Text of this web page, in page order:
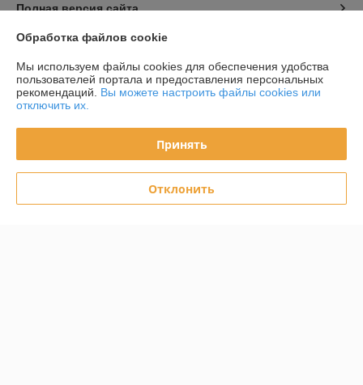
Полная версия сайта
Политика обработки cookies
Сайт создан на платформе Deal.by
Информация для покупателя
Обработка файлов cookie
Мы используем файлы cookies для обеспечения удобства
пользователей портала и предоставления персональных
рекомендаций. Вы можете настроить файлы cookies или
отключить их.
Принять
Отклонить